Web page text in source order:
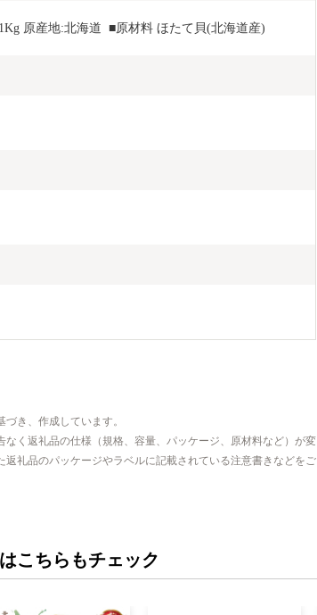
原産地:北海道  ■原材料 ほたて貝(北海道産)
き、作成しています。
く返礼品の仕様（規格、容量、パッケージ、原材料など）が変
礼品のパッケージやラベルに記載されている注意書きなどをご
こちらもチェック